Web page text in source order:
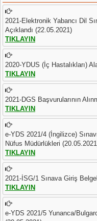
2021-Elektronik Yabancı Dil
Açıklandı (22.05.2021)
TIKLAYIN
2020-YDUS (İç Hastalıkları)
TIKLAYIN
2021-DGS Başvurularının
TIKLAYIN
e-YDS 2021/4 (İngilizce)
Nüfus Müdürlükleri
TIKLAYIN
2021-İSG/1 Sınava Giriş
TIKLAYIN
e-YDS 2021/5 Yunanca/